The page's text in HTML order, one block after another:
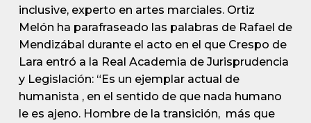
inclusive, experto en artes marciales. Ortiz
Melón ha parafraseado las palabras de Rafael de
Mendizábal durante el acto en el que Crespo de
Lara entró a la Real Academia de Jurisprudencia
y Legislación: “Es un ejemplar actual de
humanista , en el sentido de que nada humano
le es ajeno. Hombre de la transición, más que